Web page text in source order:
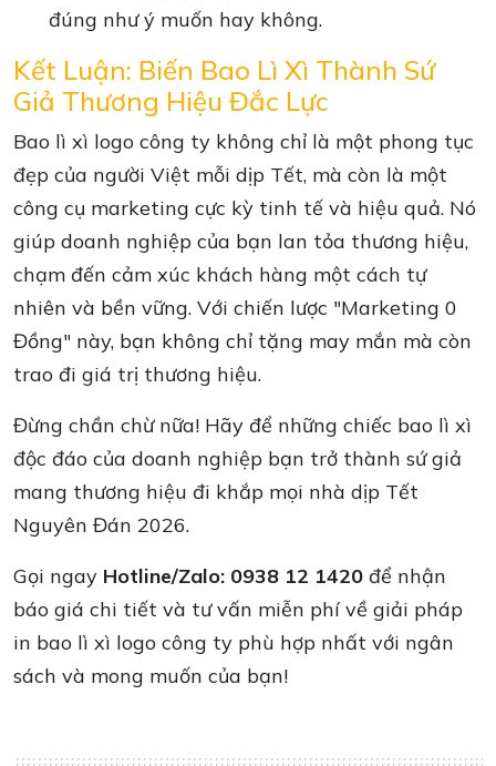
đúng như ý muốn hay không.
Kết Luận: Biến Bao Lì Xì Thành Sứ
Giả Thương Hiệu Đắc Lực
Bao lì xì logo công ty không chỉ là một phong tục
đẹp của người Việt mỗi dịp Tết, mà còn là một
công cụ marketing cực kỳ tinh tế và hiệu quả. Nó
giúp doanh nghiệp của bạn lan tỏa thương hiệu,
chạm đến cảm xúc khách hàng một cách tự
nhiên và bền vững. Với chiến lược "Marketing 0
Đồng" này, bạn không chỉ tặng may mắn mà còn
trao đi giá trị thương hiệu.
Đừng chần chừ nữa! Hãy để những chiếc bao lì xì
độc đáo của doanh nghiệp bạn trở thành sứ giả
mang thương hiệu đi khắp mọi nhà dịp Tết
Nguyên Đán 2026.
Gọi ngay Hotline/Zalo: 0938 12 1420 để nhận
báo giá chi tiết và tư vấn miễn phí về giải pháp
in bao lì xì logo công ty phù hợp nhất với ngân
sách và mong muốn của bạn!